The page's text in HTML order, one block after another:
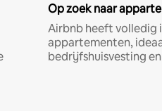
Op zoek naar
Airbnb heeft volledig
appartementen,
bedrijfshuisvesting